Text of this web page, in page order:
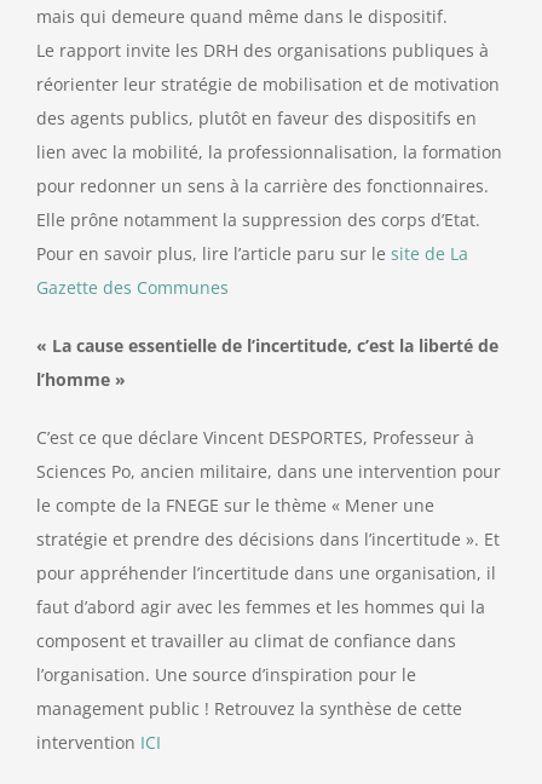
mais qui demeure quand même dans le dispositif.
Le rapport invite les DRH des organisations publiques à
réorienter leur stratégie de mobilisation et de motivation
des agents publics, plutôt en faveur des dispositifs en
lien avec la mobilité, la professionnalisation, la formation
pour redonner un sens à la carrière des fonctionnaires.
Elle prône notamment la suppression des corps d’Etat.
Pour en savoir plus, lire l’article paru sur le site de La
Gazette des Communes
« La cause essentielle de l’incertitude, c’est la liberté de
l’homme »
C’est ce que déclare Vincent DESPORTES, Professeur à
Sciences Po, ancien militaire, dans une intervention pour
le compte de la FNEGE sur le thème « Mener une
stratégie et prendre des décisions dans l’incertitude ». Et
pour appréhender l’incertitude dans une organisation, il
faut d’abord agir avec les femmes et les hommes qui la
composent et travailler au climat de confiance dans
l’organisation. Une source d’inspiration pour le
management public ! Retrouvez la synthèse de cette
intervention ICI